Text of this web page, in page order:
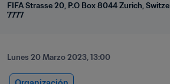
FIFA Strasse 20, P.O Box 8044 Zurich,
7777
Lunes 20 Marzo 2023, 13:00